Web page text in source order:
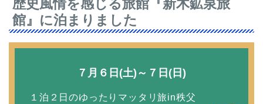
歴史風情を感じる旅館『新木鉱泉旅
館』に泊まりました
７月６日(土)～７日(日)
１泊２日のゆったりマッタリ旅in秩父